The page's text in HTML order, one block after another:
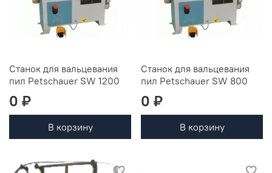
Станок для вальцевания
пил Petschauer SW 1200
0 ₽
В корзину
Станок для вальцевания
пил Petschauer SW 800
0 ₽
В корзину